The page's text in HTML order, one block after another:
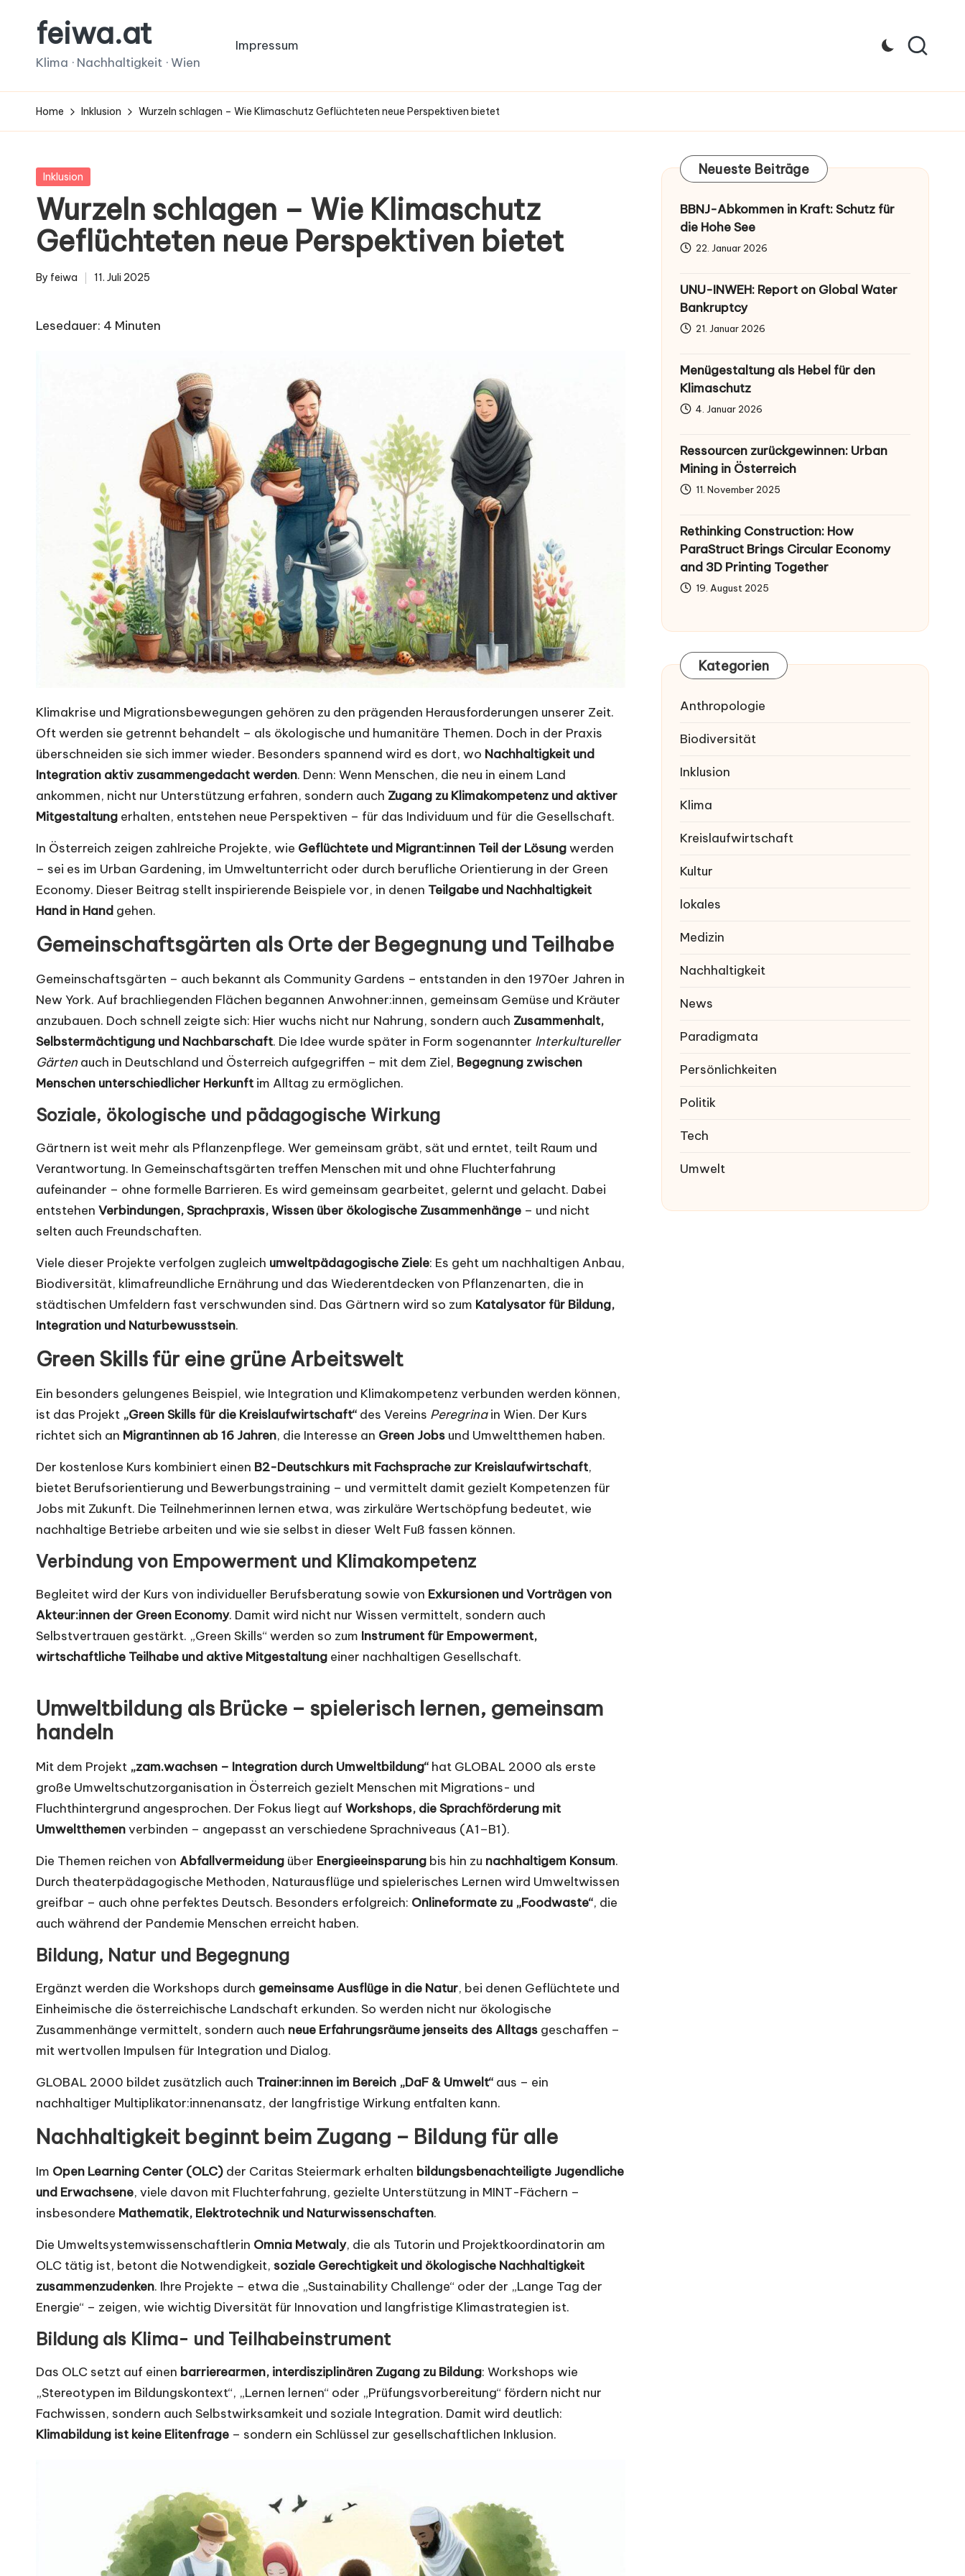
feiwa.at
Klima · Nachhaltigkeit · Wien
Impressum
Home Inklusion Wurzeln schlagen – Wie Klimaschutz Geflüchteten neue Perspektiven bietet
Posted
Inklusion
Wurzeln schlagen – Wie Klimaschutz
Geflüchteten neue Perspektiven bietet
Posted
By feiwa 11. Juli 2025
Lesedauer: 4 Minuten
Klimakrise und Migrationsbewegungen gehören zu den prägenden Herausforderungen unserer Zeit.
Oft werden sie getrennt behandelt – als ökologische und humanitäre Themen. Doch in der Praxis
überschneiden sie sich immer wieder. Besonders spannend wird es dort, wo Nachhaltigkeit und
Integration aktiv zusammengedacht werden. Denn: Wenn Menschen, die neu in einem Land
ankommen, nicht nur Unterstützung erfahren, sondern auch Zugang zu Klimakompetenz und aktiver
Mitgestaltung erhalten, entstehen neue Perspektiven – für das Individuum und für die Gesellschaft.
In Österreich zeigen zahlreiche Projekte, wie Geflüchtete und Migrant:innen Teil der Lösungwerden
– sei es im Urban Gardening, im Umweltunterricht oder durch berufliche Orientierung in der Green
Economy. Dieser Beitrag stellt inspirierende Beispiele vor, in denen Teilgabe und Nachhaltigkeit
Hand in Hand gehen.
Gemeinschaftsgärten als Orte der Begegnung und Teilhabe
Gemeinschaftsgärten – auch bekannt als Community Gardens – entstanden in den 1970er Jahren in
New York. Auf brachliegenden Flächen begannen Anwohner:innen, gemeinsam Gemüse und Kräuter
anzubauen. Doch schnell zeigte sich: Hier wuchs nicht nur Nahrung, sondern auch Zusammenhalt,
Selbstermächtigung und Nachbarschaft. Die Idee wurde später in Form sogenannter Interkultureller
Gärten auch in Deutschland und Österreich aufgegriffen – mit dem Ziel, Begegnung zwischen
Menschen unterschiedlicher Herkunft im Alltag zu ermöglichen.
Soziale, ökologische und pädagogische Wirkung
Gärtnern ist weit mehr als Pflanzenpflege. Wer gemeinsam gräbt, sät und erntet, teilt Raum und
Verantwortung. In Gemeinschaftsgärten treffen Menschen mit und ohne Fluchterfahrung
aufeinander – ohne formelle Barrieren. Es wird gemeinsam gearbeitet, gelernt und gelacht. Dabei
entstehen Verbindungen, Sprachpraxis, Wissen über ökologische Zusammenhänge – und nicht
selten auch Freundschaften.
Viele dieser Projekte verfolgen zugleich umweltpädagogische Ziele: Es geht um nachhaltigen Anbau,
Biodiversität, klimafreundliche Ernährung und das Wiederentdecken von Pflanzenarten, die in
städtischen Umfeldern fast verschwunden sind. Das Gärtnern wird so zum Katalysator für Bildung,
Integration und Naturbewusstsein.
Green Skills für eine grüne Arbeitswelt
Ein besonders gelungenes Beispiel, wie Integration und Klimakompetenz verbunden werden können,
ist das Projekt „Green Skills für die Kreislaufwirtschaft“ des Vereins Peregrinain Wien. Der Kurs
richtet sich an Migrantinnen ab 16 Jahren, die Interesse an Green Jobs und Umweltthemen haben.
Der kostenlose Kurs kombiniert einen B2-Deutschkurs mit Fachsprache zur Kreislaufwirtschaft,
bietet Berufsorientierung und Bewerbungstraining – und vermittelt damit gezielt Kompetenzen für
Jobs mit Zukunft. Die Teilnehmerinnen lernen etwa, was zirkuläre Wertschöpfung bedeutet, wie
nachhaltige Betriebe arbeiten und wie sie selbst in dieser Welt Fuß fassen können.
Verbindung von Empowerment und Klimakompetenz
Begleitet wird der Kurs von individueller Berufsberatung sowie von Exkursionen und Vorträgen von
Akteur:innen der Green Economy. Damit wird nicht nur Wissen vermittelt, sondern auch
Selbstvertrauen gestärkt. „Green Skills“ werden so zum Instrument für Empowerment,
wirtschaftliche Teilhabe und aktive Mitgestaltung einer nachhaltigen Gesellschaft.
Umweltbildung als Brücke – spielerisch lernen, gemeinsam
handeln
Mit dem Projekt „zam.wachsen – Integration durch Umweltbildung“ hat GLOBAL 2000 als erste
große Umweltschutzorganisation in Österreich gezielt Menschen mit Migrations- und
Fluchthintergrund angesprochen. Der Fokus liegt auf Workshops, die Sprachförderung mit
Umweltthemenverbinden – angepasst an verschiedene Sprachniveaus (A1–B1).
Die Themen reichen von Abfallvermeidung über Energieeinsparung bis hin zu nachhaltigem Konsum.
Durch theaterpädagogische Methoden, Naturausflüge und spielerisches Lernen wird Umweltwissen
greifbar – auch ohne perfektes Deutsch. Besonders erfolgreich: Onlineformate zu „Foodwaste“, die
auch während der Pandemie Menschen erreicht haben.
Bildung, Natur und Begegnung
Ergänzt werden die Workshops durch gemeinsame Ausflüge in die Natur, bei denen Geflüchtete und
Einheimische die österreichische Landschaft erkunden. So werden nicht nur ökologische
Zusammenhänge vermittelt, sondern auch neue Erfahrungsräume jenseits des Alltags geschaffen –
mit wertvollen Impulsen für Integration und Dialog.
GLOBAL 2000 bildet zusätzlich auch Trainer:innen im Bereich „DaF & Umwelt“ aus – ein
nachhaltiger Multiplikator:innenansatz, der langfristige Wirkung entfalten kann.
Nachhaltigkeit beginnt beim Zugang – Bildung für alle
Im Open Learning Center (OLC) der Caritas Steiermark erhalten bildungsbenachteiligte Jugendliche
und Erwachsene, viele davon mit Fluchterfahrung, gezielte Unterstützung in MINT-Fächern –
insbesondere Mathematik, Elektrotechnik und Naturwissenschaften.
Die Umweltsystemwissenschaftlerin Omnia Metwaly, die als Tutorin und Projektkoordinatorin am
OLC tätig ist, betont die Notwendigkeit, soziale Gerechtigkeit und ökologische Nachhaltigkeit
zusammenzudenken. Ihre Projekte – etwa die „Sustainability Challenge“ oder der „Lange Tag der
Energie“ – zeigen, wie wichtig Diversität für Innovation und langfristige Klimastrategien ist.
Bildung als Klima- und Teilhabeinstrument
Das OLC setzt auf einen barrierearmen, interdisziplinären Zugang zu Bildung: Workshops wie
„Stereotypen im Bildungskontext“, „Lernen lernen“ oder „Prüfungsvorbereitung“ fördern nicht nur
Fachwissen, sondern auch Selbstwirksamkeit und soziale Integration. Damit wird deutlich:
Klimabildung ist keine Elitenfrage – sondern ein Schlüssel zur gesellschaftlichen Inklusion.
Neueste Beiträge
BBNJ-Abkommen in Kraft: Schutz für
die Hohe See
22. Januar 2026
UNU-INWEH: Report on Global Water
Bankruptcy
21. Januar 2026
Menügestaltung als Hebel für den
Klimaschutz
4. Januar 2026
Ressourcen zurückgewinnen: Urban
Mining in Österreich
11. November 2025
Rethinking Construction: How
ParaStruct Brings Circular Economy
and 3D Printing Together
19. August 2025
Kategorien
Anthropologie
Biodiversität
Inklusion
Klima
Kreislaufwirtschaft
Kultur
lokales
Medizin
Nachhaltigkeit
News
Paradigmata
Persönlichkeiten
Politik
Tech
Umwelt